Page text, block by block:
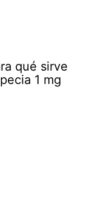
qué sirve
1 mg